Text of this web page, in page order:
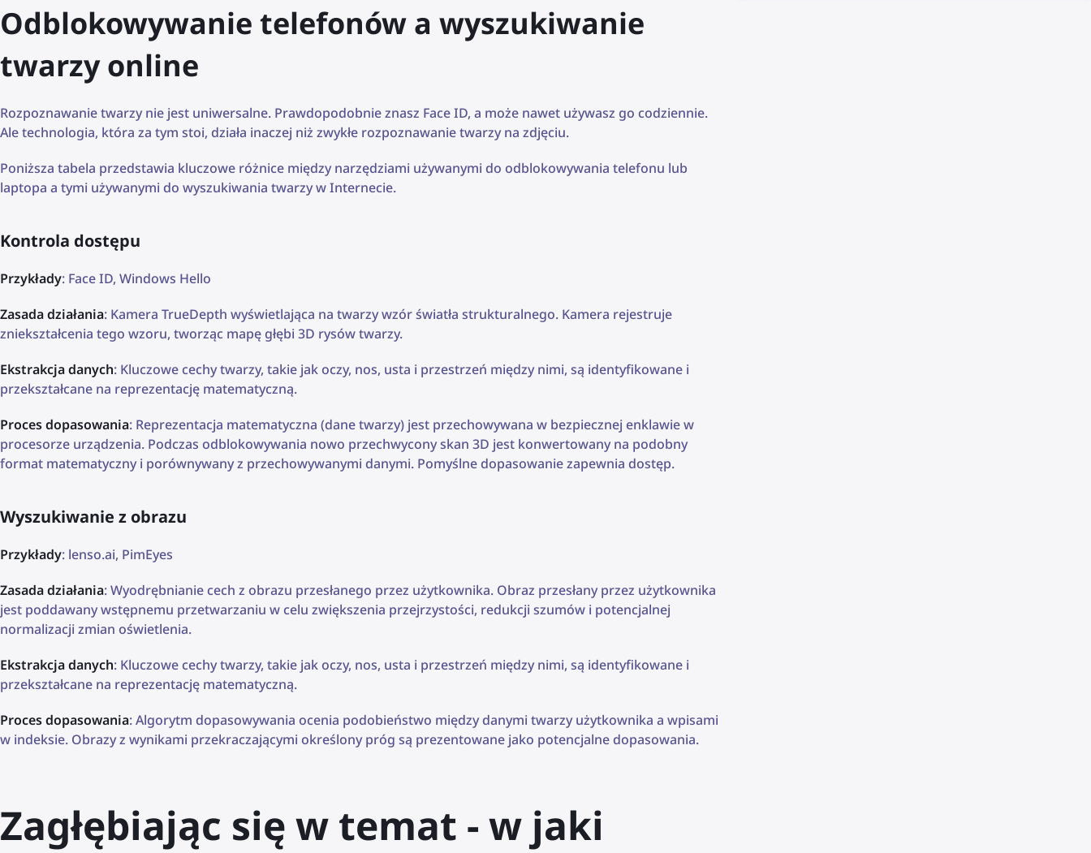
Odblokowywanie telefonów a wyszukiwanie
twarzy online
Rozpoznawanie twarzy nie jest uniwersalne. Prawdopodobnie znasz Face ID, a może nawet używasz go codziennie.
Ale technologia, która za tym stoi, działa inaczej niż zwykłe rozpoznawanie twarzy na zdjęciu.
Poniższa tabela przedstawia kluczowe różnice między narzędziami używanymi do odblokowywania telefonu lub
laptopa a tymi używanymi do wyszukiwania twarzy w Internecie.
Kontrola dostępu
Przykłady: Face ID, Windows Hello
Zasada działania: Kamera TrueDepth wyświetlająca na twarzy wzór światła strukturalnego. Kamera rejestruje
zniekształcenia tego wzoru, tworząc mapę głębi 3D rysów twarzy.
Ekstrakcja danych: Kluczowe cechy twarzy, takie jak oczy, nos, usta i przestrzeń między nimi, są identyfikowane i
przekształcane na reprezentację matematyczną.
Proces dopasowania: Reprezentacja matematyczna (dane twarzy) jest przechowywana w bezpiecznej enklawie w
procesorze urządzenia. Podczas odblokowywania nowo przechwycony skan 3D jest konwertowany na podobny
format matematyczny i porównywany z przechowywanymi danymi. Pomyślne dopasowanie zapewnia dostęp.
Wyszukiwanie z obrazu
Przykłady: lenso.ai, PimEyes
Zasada działania: Wyodrębnianie cech z obrazu przesłanego przez użytkownika. Obraz przesłany przez użytkownika
jest poddawany wstępnemu przetwarzaniu w celu zwiększenia przejrzystości, redukcji szumów i potencjalnej
normalizacji zmian oświetlenia.
Ekstrakcja danych: Kluczowe cechy twarzy, takie jak oczy, nos, usta i przestrzeń między nimi, są identyfikowane i
przekształcane na reprezentację matematyczną.
Proces dopasowania: Algorytm dopasowywania ocenia podobieństwo między danymi twarzy użytkownika a wpisami
w indeksie. Obrazy z wynikami przekraczającymi określony próg są prezentowane jako potencjalne dopasowania.
Zagłębiając się w temat - w jaki